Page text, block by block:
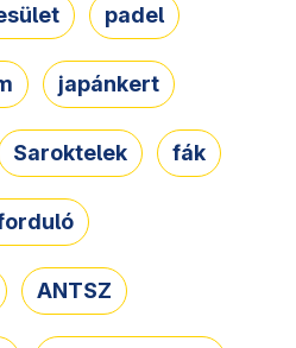
padel
japánkert
Saroktelek fák
ANTSZ